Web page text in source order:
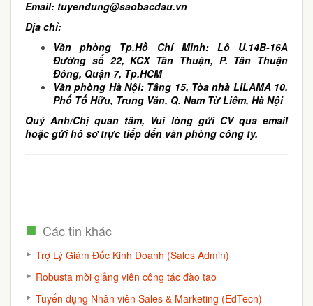
Email: tuyendung@saobacdau.vn
Địa chỉ:
Văn phòng Tp.Hồ Chí Minh: Lô U.14B-16A
Đường số 22, KCX Tân Thuận, P. Tân Thuận
Đông, Quận 7, Tp.HCM
Văn phòng Hà Nội: Tầng 15, Tòa nhà LILAMA 10,
Phố Tố Hữu, Trung Văn, Q. Nam Từ Liêm, Hà Nội
Quý Anh/Chị quan tâm, Vui lòng gửi CV qua email
hoặc gửi hồ sơ trực tiếp đến văn phòng công ty.
Các tin khác
Trợ Lý Giám Đốc Kinh Doanh (Sales Admin)
Robusta mời giảng viên cộng tác đào tạo
Tuyển dụng Nhân viên Sales & Marketing (EdTech)